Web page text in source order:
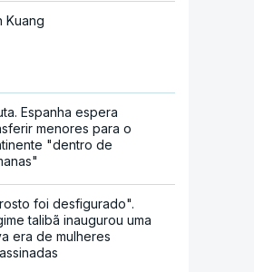
Kuang
Espanha espera
menores para o
"dentro de
foi desfigurado".
talibã inaugurou uma
era de mulheres